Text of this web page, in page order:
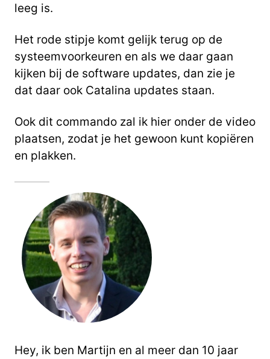
leeg is.
Het rode stipje komt gelijk terug op de
systeemvoorkeuren en als we daar gaan
kijken bij de software updates, dan zie je
dat daar ook Catalina updates staan.
Ook dit commando zal ik hier onder de video
plaatsen, zodat je het gewoon kunt kopiëren
en plakken.
Hey, ik ben Martijn en al meer dan 10 jaar